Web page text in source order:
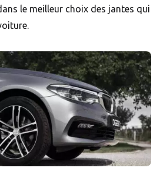
le meilleur choix des jantes qui